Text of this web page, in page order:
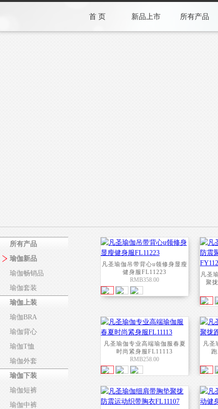
首 页 新品上市 所有产品
所有产品
瑜伽新品
瑜伽畅销品
瑜伽套装
瑜伽上装
瑜伽BRA
瑜伽背心
瑜伽T恤
瑜伽外套
瑜伽下装
瑜伽短裤
瑜伽中裤
凡圣瑜伽吊带背心u领修身显瘦
健身服FL11223
RMB358.00
凡圣
聚
凡圣瑜伽专业高端瑜伽服春夏
时尚紧身服FL11113
RMB258.00
凡圣